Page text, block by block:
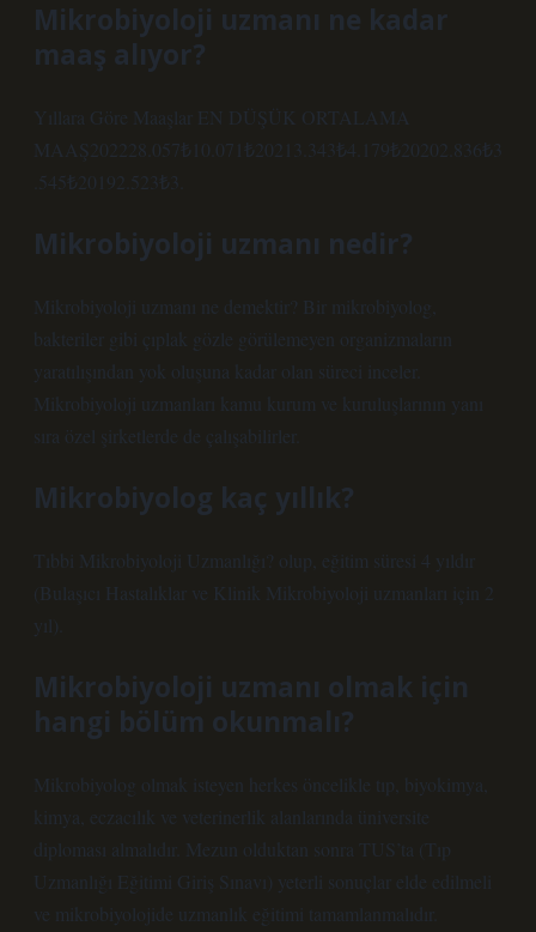
Mikrobiyoloji uzmanı ne kadar
maaş alıyor?
Yıllara Göre Maaşlar EN DÜŞÜK ORTALAMA
MAAŞ202228.057₺10.071₺20213.343₺4.179₺20202.836₺3
.545₺20192.523₺3.
Mikrobiyoloji uzmanı nedir?
Mikrobiyoloji uzmanı ne demektir? Bir mikrobiyolog,
bakteriler gibi çıplak gözle görülemeyen organizmaların
yaratılışından yok oluşuna kadar olan süreci inceler.
Mikrobiyoloji uzmanları kamu kurum ve kuruluşlarının yanı
sıra özel şirketlerde de çalışabilirler.
Mikrobiyolog kaç yıllık?
Tıbbi Mikrobiyoloji Uzmanlığı? olup, eğitim süresi 4 yıldır
(Bulaşıcı Hastalıklar ve Klinik Mikrobiyoloji uzmanları için 2
yıl).
Mikrobiyoloji uzmanı olmak için
hangi bölüm okunmalı?
Mikrobiyolog olmak isteyen herkes öncelikle tıp, biyokimya,
kimya, eczacılık ve veterinerlik alanlarında üniversite
diploması almalıdır. Mezun olduktan sonra TUS’ta (Tıp
Uzmanlığı Eğitimi Giriş Sınavı) yeterli sonuçlar elde edilmeli
ve mikrobiyolojide uzmanlık eğitimi tamamlanmalıdır.